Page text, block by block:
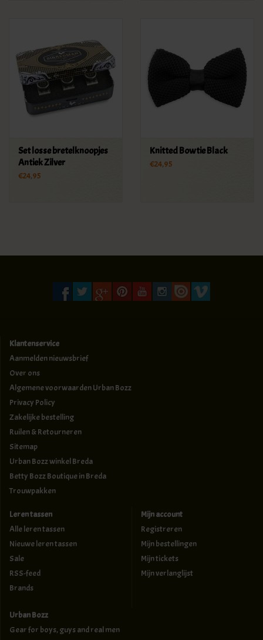
Set losse bretelknoopjes
Antiek Zilver
€24,95
Knitted Bowtie Black
€24,95
Klantenservice
Aanmelden nieuwsbrief
Over ons
Algemene voorwaarden Urban Bozz
Privacy Policy
Zakelijke bestelling
Ruilen & Retourneren
Sitemap
Urban Bozz winkel Breda
Betty Bozz Boutique in Breda
Trouwpakken
Leren tassen
Alle leren tassen
Nieuwe leren tassen
Sale
RSS-feed
Brands
Mijn account
Registreren
Mijn bestellingen
Mijn tickets
Mijn verlanglijst
Urban Bozz
Gear for boys, guys and real men